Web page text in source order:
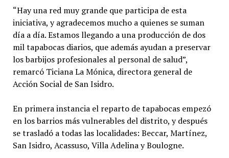
“Hay una red muy grande que participa de esta
iniciativa, y agradecemos mucho a quienes se suman
día a día. Estamos llegando a una producción de dos
mil tapabocas diarios, que además ayudan a preservar
los barbijos profesionales al personal de salud”,
remarcó Ticiana La Mónica, directora general de
Acción Social de San Isidro.
En primera instancia el reparto de tapabocas empezó
en los barrios más vulnerables del distrito, y después
se trasladó a todas las localidades: Beccar, Martínez,
San Isidro, Acassuso, Villa Adelina y Boulogne.